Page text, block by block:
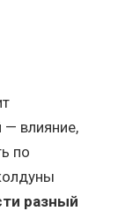
влияние,
по
разный